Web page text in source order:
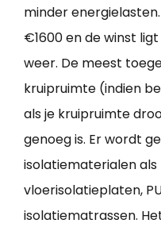
minder
€1600 en de winst
weer. De meest
kruipruimte (indien
als je kruipruimte
genoeg is. Er wordt
isolatiematerialen als
vloerisolatieplaten,
isolatiematrassen.